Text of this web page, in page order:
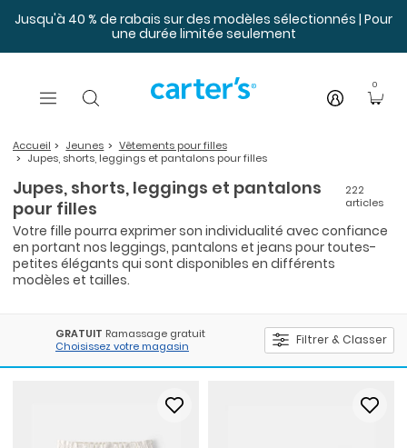
Jusqu'à 40 % de rabais sur des modèles sélectionnés | Pour
une durée limitée seulement
0
Accueil Jeunes
Vêtements pour filles
Jupes, shorts, leggings et pantalons pour filles
Jupes, shorts, leggings et pantalons
pour filles
222
articles
Votre fille pourra exprimer son individualité avec confiance
en portant nos leggings, pantalons et jeans pour toutes-
petites élégants qui sont disponibles en différents
modèles et tailles.
GRATUIT Ramassage gratuit
Choisissez votre magasin
Filtrer & Classer